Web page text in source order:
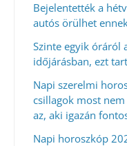
Bejelentették a
autós örülhet
Szinte egyik óráról
időjárásban, ezt
Napi szerelmi
csillagok most
az, aki igazán
Napi horoszkóp